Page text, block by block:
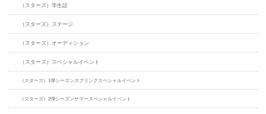
（スターズ）学生証
（スターズ）ステージ
（スターズ）オーディション
（スターズ）スペシャルイベント
（スターズ）1弾シーズンスプリングスペシャルイベント
（スターズ）2弾シーズンサマースペシャルイベント